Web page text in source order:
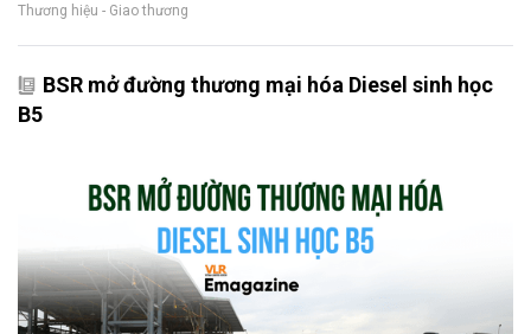
Thương hiệu - Giao thương
BSR mở đường thương mại hóa Diesel sinh học
B5